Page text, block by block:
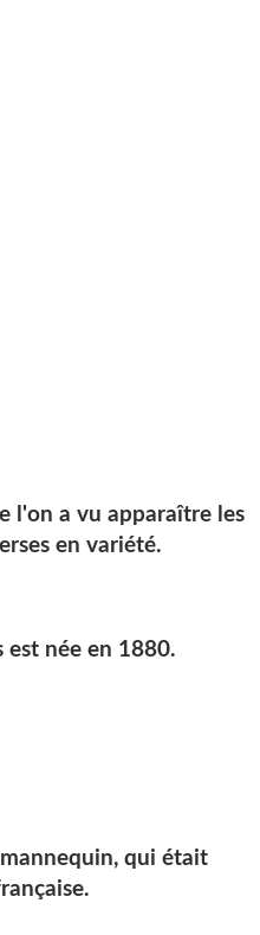
l'on a vu apparaître les
en variété.
est née en 1880.
qui était